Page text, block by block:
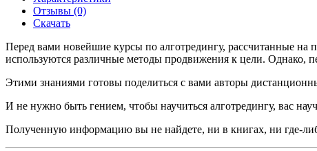
Отзывы (0)
Скачать
Перед вами новейшие курсы по алготредингу, рассчитанные
используются различные методы продвижения к цели. Однако,
Этими знаниями готовы поделиться с вами авторы
И не нужно быть гением, чтобы научиться алготредингу, вас
Полученную информацию вы не найдете, ни в книгах, ни где-